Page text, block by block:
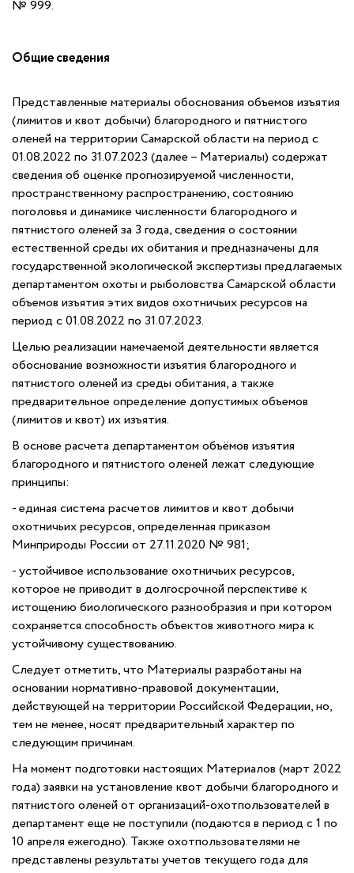
№ 999.
Общие сведения
Представленные материалы обоснования объемов изъятия
(лимитов и квот добычи) благородного и пятнистого
оленей на территории Самарской области на период с
01.08.2022 по 31.07.2023 (далее – Материалы) содержат
сведения об оценке прогнозируемой численности,
пространственному распространению, состоянию
поголовья и динамике численности благородного и
пятнистого оленей за 3 года, сведения о состоянии
естественной среды их обитания и предназначены для
государственной экологической экспертизы предлагаемых
департаментом охоты и рыболовства Самарской области
объемов изъятия этих видов охотничьих ресурсов на
период с 01.08.2022 по 31.07.2023.
Целью реализации намечаемой деятельности является
обоснование возможности изъятия благородного и
пятнистого оленей из среды обитания, а также
предварительное определение допустимых объемов
(лимитов и квот) их изъятия.
В основе расчета департаментом объёмов изъятия
благородного и пятнистого оленей лежат следующие
принципы:
- единая система расчетов лимитов и квот добычи
охотничьих ресурсов, определенная приказом
Минприроды России от 27.11.2020 № 981;
- устойчивое использование охотничьих ресурсов,
которое не приводит в долгосрочной перспективе к
истощению биологического разнообразия и при котором
сохраняется способность объектов животного мира к
устойчивому существованию.
Следует отметить, что Материалы разработаны на
основании нормативно-правовой документации,
действующей на территории Российской Федерации, но,
тем не менее, носят предварительный характер по
следующим причинам.
На момент подготовки настоящих Материалов (март 2022
года) заявки на установление квот добычи благородного и
пятнистого оленей от организаций-охотпользователей в
департамент еще не поступили (подаются в период с 1 по
10 апреля ежегодно). Также охотпользователями не
представлены результаты учетов текущего года для